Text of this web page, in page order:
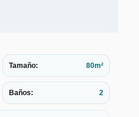
Tamaño: 80m²
Baños: 2